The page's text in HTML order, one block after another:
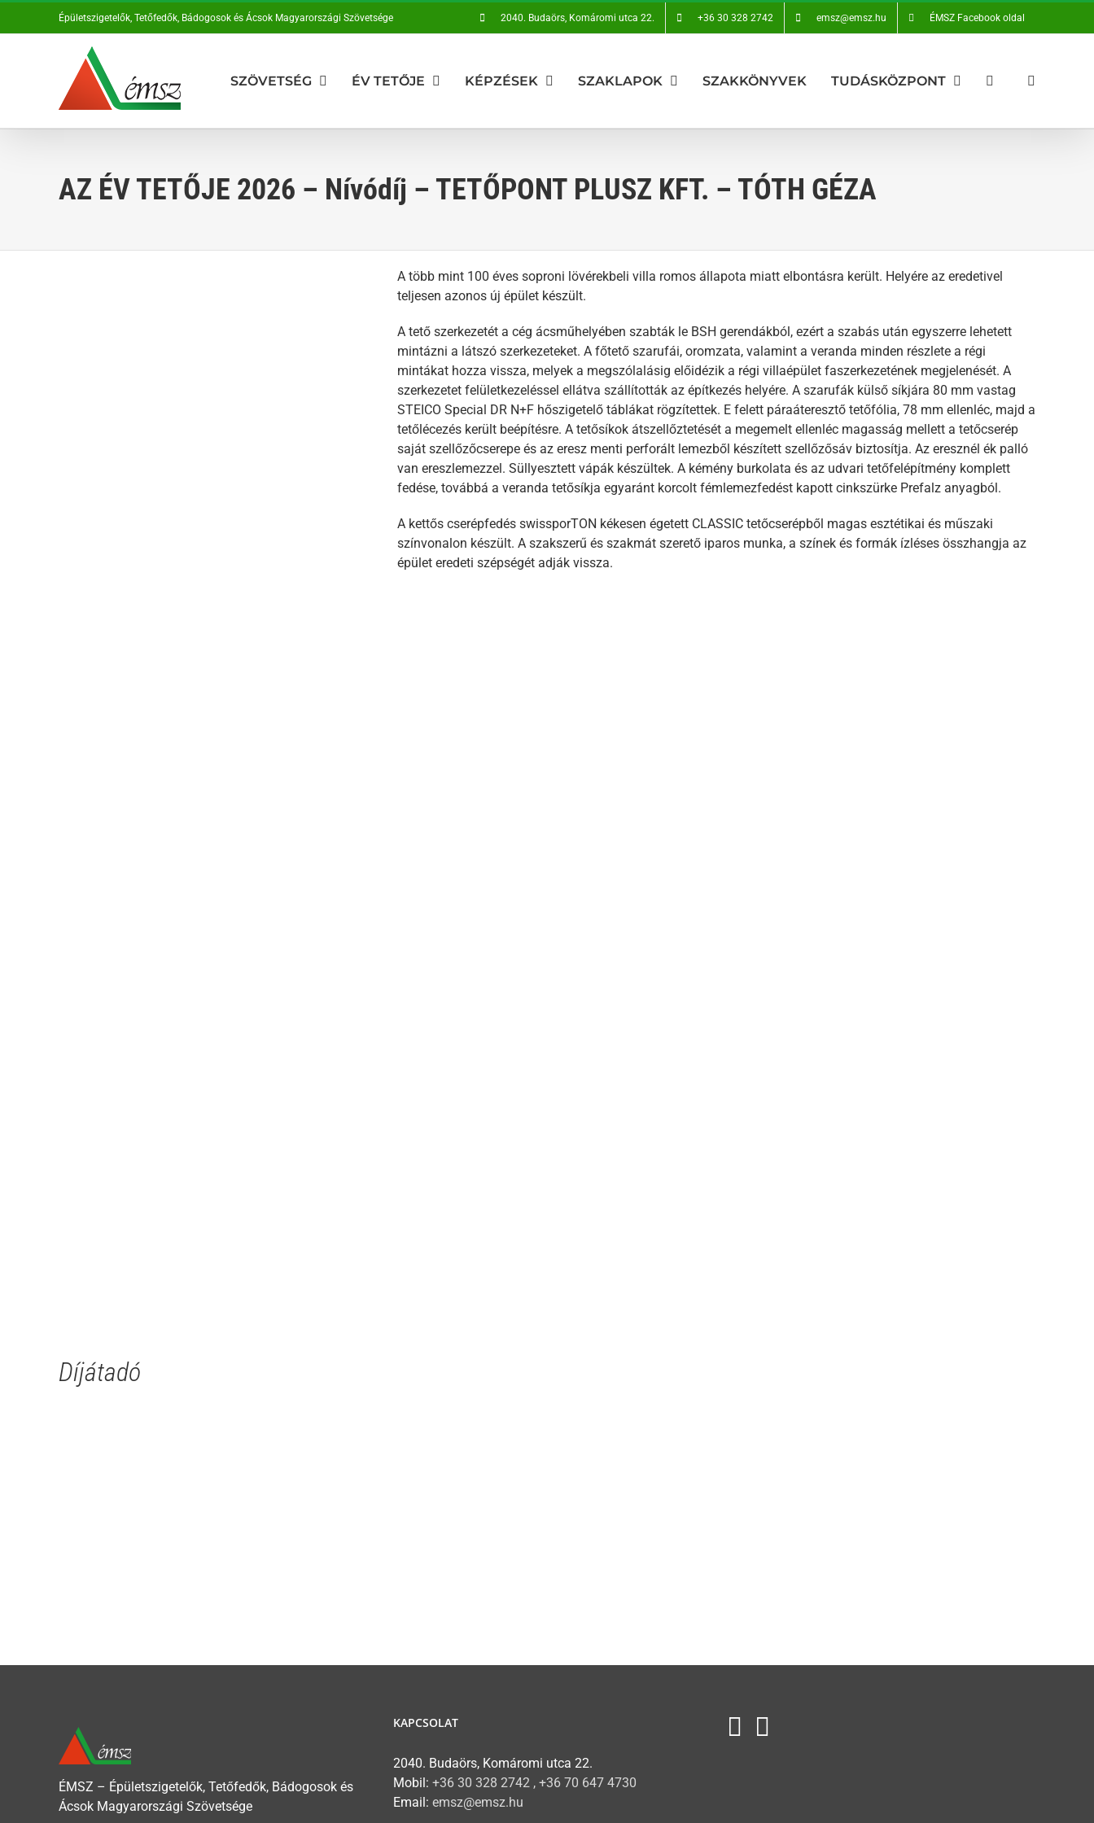
Épületszigetelők, Tetőfedők, Bádogosok és Ácsok Magyarországi Szövetsége 2040. Budaörs, Komáromi utca 22. +36 30 328 2742 emsz@emsz.hu ÉMSZ Facebook oldal
SZÖVETSÉG ÉV TETŐJE KÉPZÉSEK SZAKLAPOK SZAKKÖNYVEK TUDÁSKÖZPONT
AZ ÉV TETŐJE 2026 – Nívódíj – TETŐPONT PLUSZ KFT. – TÓTH GÉZA
A több mint 100 éves soproni lövérekbeli villa romos állapota miatt elbontásra került. Helyére az eredetivel
teljesen azonos új épület készült.
A tető szerkezetét a cég ácsműhelyében szabták le BSH gerendákból, ezért a szabás után egyszerre lehetett
mintázni a látszó szerkezeteket. A főtető szarufái, oromzata, valamint a veranda minden részlete a régi
mintákat hozza vissza, melyek a megszólalásig előidézik a régi villaépület faszerkezetének megjelenését. A
szerkezetet felületkezeléssel ellátva szállították az építkezés helyére. A szarufák külső síkjára 80 mm vastag
STEICO Special DR N+F hőszigetelő táblákat rögzítettek. E felett páraáteresztő tetőfólia, 78 mm ellenléc, majd a
tetőlécezés került beépítésre. A tetősíkok átszellőztetését a megemelt ellenléc magasság mellett a tetőcserép
saját szellőzőcserepe és az eresz menti perforált lemezből készített szellőzősáv biztosítja. Az eresznél ék palló
van ereszlemezzel. Süllyesztett vápák készültek. A kémény burkolata és az udvari tetőfelépítmény komplett
fedése, továbbá a veranda tetősíkja egyaránt korcolt fémlemezfedést kapott cinkszürke Prefalz anyagból.
A kettős cserépfedés swissporTON kékesen égetett CLASSIC tetőcserépből magas esztétikai és műszaki
színvonalon készült. A szakszerű és szakmát szerető iparos munka, a színek és formák ízléses összhangja az
épület eredeti szépségét adják vissza.
Díjátadó
ÉMSZ – Épületszigetelők, Tetőfedők, Bádogosok és
Ácsok Magyarországi Szövetsége
KAPCSOLAT
2040. Budaörs, Komáromi utca 22.
Mobil: +36 30 328 2742 , +36 70 647 4730
Email: emsz@emsz.hu